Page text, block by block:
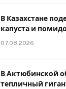
В Казахстане
капуста и
07.08.2026
В Актюбинской
тепличный